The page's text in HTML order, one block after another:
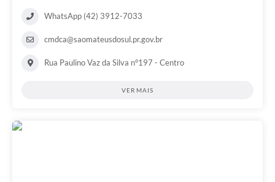
WhatsApp (42) 3912-7033
cmdca@saomateusdosul.pr.gov.br
Rua Paulino Vaz da Silva n°197 - Centro
VER MAIS